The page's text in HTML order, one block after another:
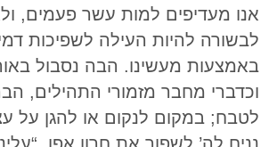
אנו מעדיפים למות עשר פעמים,
לבשורה להיות העילה לשפיכות
באמצעות מעשינו. הבה נסבול
וכדברי מחבר מזמורי התהילים,
לטבח; במקום לנקום או להגן על